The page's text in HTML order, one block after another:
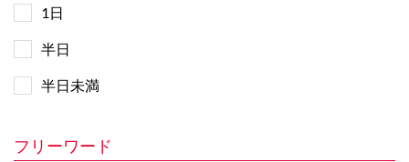
1日
半日
半日未満
フリーワード